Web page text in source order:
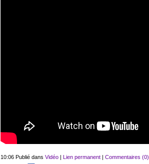
10:06 Publié dans Vidéo| Lien permanent| Commentaires (0)